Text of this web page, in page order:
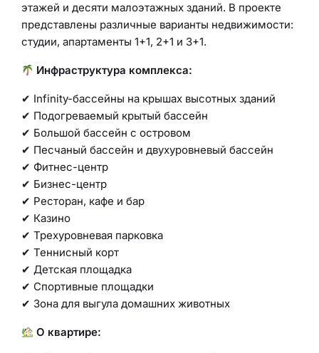
этажей и десяти малоэтажных зданий. В проекте
представлены различные варианты недвижимости:
студии, апартаменты 1+1, 2+1 и 3+1.
Инфраструктура комплекса:
✔ Infinity-бассейны на крышах высотных зданий
✔ Подогреваемый крытый бассейн
✔ Большой бассейн с островом
✔ Песчаный бассейн и двухуровневый бассейн
✔ Фитнес-центр
✔ Бизнес-центр
✔ Ресторан, кафе и бар
✔ Казино
✔ Трехуровневая парковка
✔ Теннисный корт
✔ Детская площадка
✔ Спортивные площадки
✔ Зона для выгула домашних животных
О квартире: